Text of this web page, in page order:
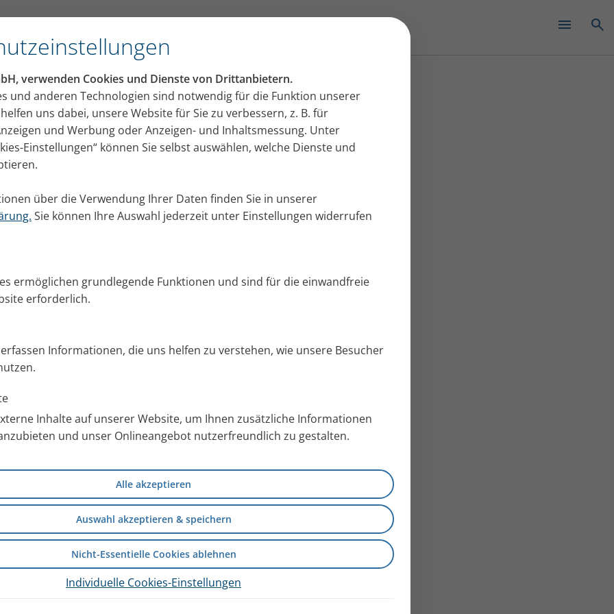
verwenden Cookies und Dienste von Drittanbietern.
und anderen Technologien sind notwendig für die Funktion unserer
uns dabei, unsere Website für Sie zu verbessern, z. B. für
und Werbung oder Anzeigen- und Inhaltsmessung. Unter
Einstellungen“ können Sie selbst auswählen, welche Dienste und
über die Verwendung Ihrer Daten finden Sie in unserer
Sie können Ihre Auswahl jederzeit unter Einstellungen widerrufen
ermöglichen grundlegende Funktionen und sind für die einwandfreie
erforderlich.
Informationen, die uns helfen zu verstehen, wie unsere Besucher
Inhalte auf unserer Website, um Ihnen zusätzliche Informationen
und unser Onlineangebot nutzerfreundlich zu gestalten.
Alle akzeptieren
Auswahl akzeptieren & speichern
Nicht-Essentielle Cookies ablehnen
Individuelle Cookies-Einstellungen
w/d)
Deiner Ausbildung lernst
werden müssen. Dadurch
Produktion. Kommt eine
Deinen Kollegen die
sie fachgerecht ein. Um
wir Dir bei, mit
über den Hubwagen bis zum
Ware braucht oder alte
ebenfalls zur Stelle.
Mittlere Reife
sorgfältige Arbeitsweise
gutes